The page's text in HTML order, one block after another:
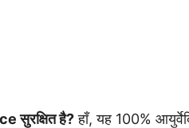
सुरक्षित है?हाँ, यह 100%